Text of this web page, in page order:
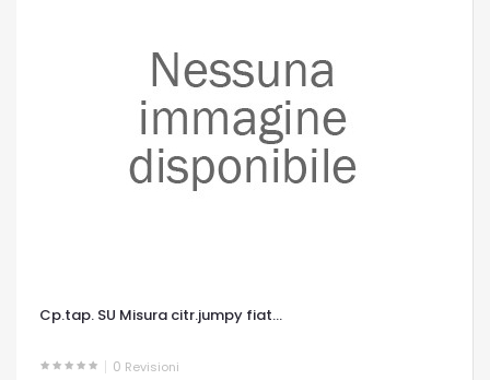
Cp.tap. SU Misura citr.jumpy fiat...
0 Revisioni